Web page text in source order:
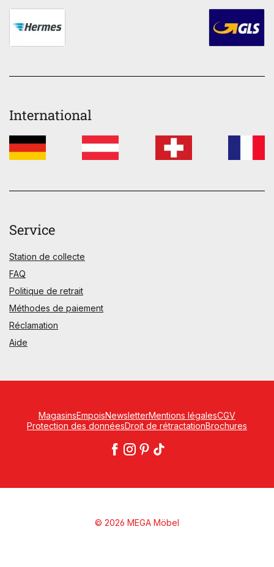
International
Service
Station de collecte
FAQ
Politique de retrait
Méthodes de paiement
Réclamation
Aide
MagasinsEmpoisNewsletterMentions légalesCGV
Protection des donnéesDroit de rétractationBrochures
© 2026 MEGA Möbel